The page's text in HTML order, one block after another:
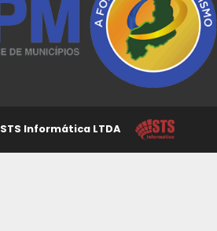
STS Informática LTDA